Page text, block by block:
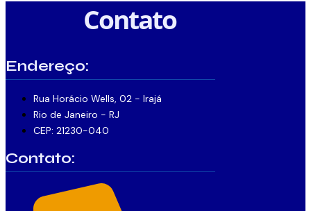
Contato
Endereço:
Rua Horácio Wells, 02 - Irajá
Rio de Janeiro - RJ
CEP: 21230-040
Contato: